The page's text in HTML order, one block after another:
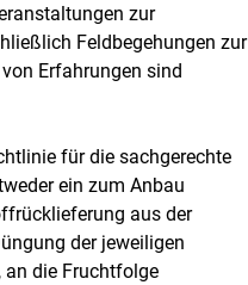
zur
Feldbegehungen zur
Erfahrungen sind
für die sachgerechte
ein zum Anbau
aus der
der jeweiligen
an die Fruchtfolge